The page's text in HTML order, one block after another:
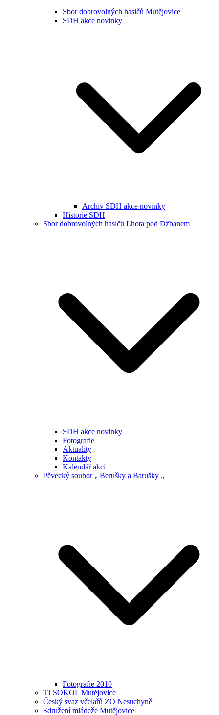
Sbor dobrovolných hasičů Mutějovice
SDH akce novinky
Archiv SDH akce novinky
Historie SDH
Sbor dobrovolných hasičů Lhota pod Džbánem
SDH akce novinky
Fotografie
Aktuality
Kontakty
Kalendář akcí
Pěvecký soubor „ Berušky a Barušky „
Fotografie 2010
TJ SOKOL Mutějovice
Český svaz včelařů ZO Nesuchyně
Sdružení mládeže Mutějovice